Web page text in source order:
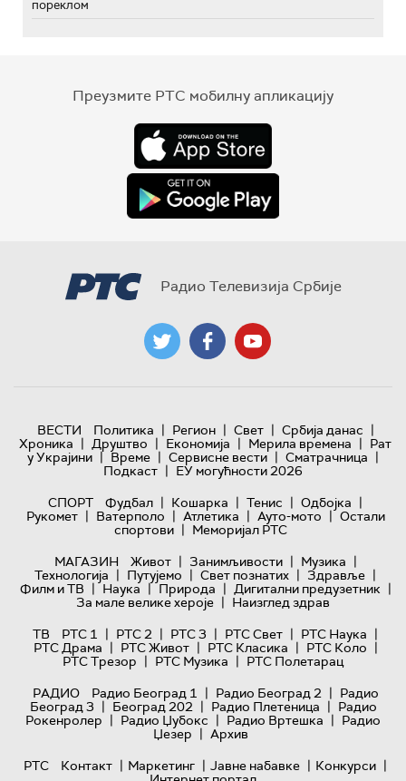
пореклом
Преузмите РТС мобилну апликацију
Радио Телевизија Србије
ВЕСТИ Политика | Регион | Свет | Србија данас |
Хроника | Друштво | Економија | Мерила времена | Рат
у Украјини | Време | Сервисне вести | Сматрачница |
Подкаст | ЕУ могућности 2026
СПОРТ
Фудбал | Кошарка | Тенис | Одбојка |
Рукомет | Ватерполо | Атлетика | Ауто-мото | Остали
спортови | Меморијал РТС
МАГАЗИН
Живот | Занимљивости | Музика |
Технологијa | Путујемо | Свет познатих | Здравље |
Филм и ТВ | Наука | Природа | Дигитални предузетник |
За мале велике хероје | Наизглед здрав
ТВ
РТС 1 | РТС 2 | РТС 3 | РТС Свет | РТС Наука |
РТС Драма | РТС Живот | РТС Класика | РТС Коло |
РТС Трезор | РТС Музика | РТС Полетарац
РАДИО
Радио Београд 1 | Радио Београд 2 | Радио
Београд 3 | Београд 202 | Радио Плетеница | Радио
Рокенролер | Радио Џубокс | Радио Вртешка | Радио
Џезер | Архив
РТС
Контакт | Маркетинг | Јавне набавке | Конкурси |